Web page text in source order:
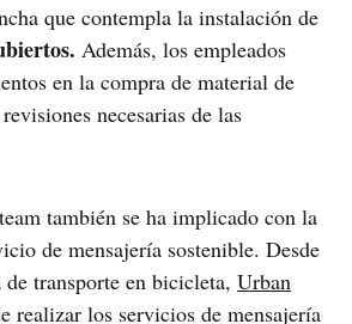
que contempla la instalación de
Además, los empleados
en la compra de material de
necesarias de las
también se ha implicado con la
de mensajería sostenible. Desde
transporte en bicicleta, Urban
realizar los servicios de mensajería